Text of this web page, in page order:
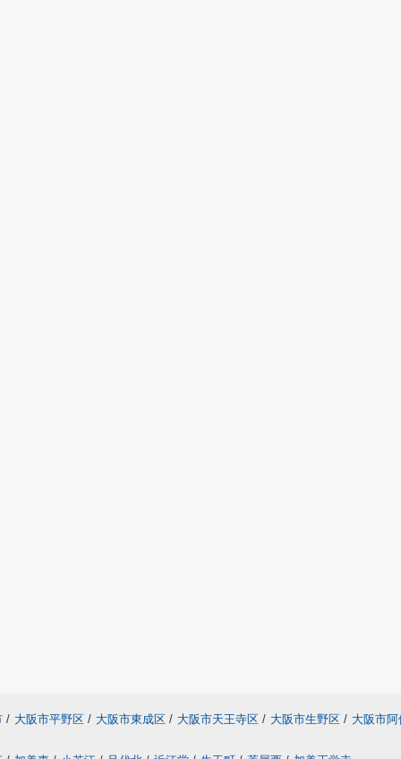
/ 大阪市平野区 / 大阪市東成区 / 大阪市天王寺区 / 大阪市生野区 / 大阪市